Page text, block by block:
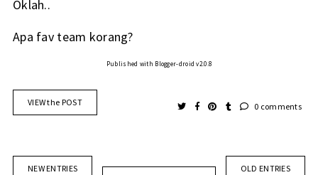
Oklah..
Apa fav team korang?
Published with Blogger-droid v2.0.8
VIEW the POST 0 comments
NEW ENTRIES
OLD ENTRIES